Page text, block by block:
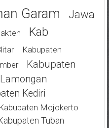
Garam
Jawa
Kab
Kabupaten
Kabupaten
Kediri
Kabupaten Mojokerto
Tuban